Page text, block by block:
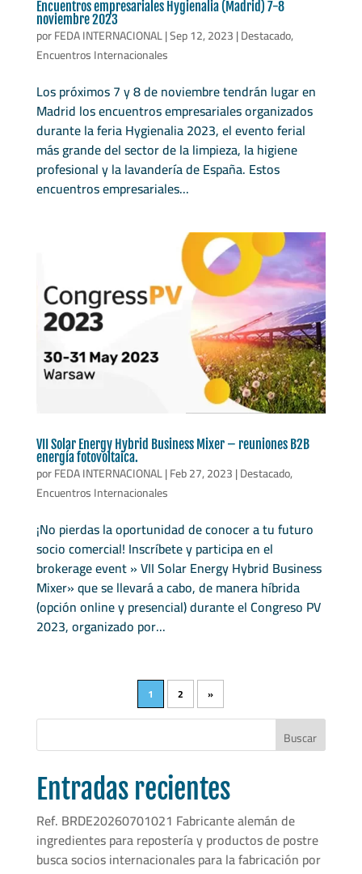
Encuentros empresariales Hygienalia (Madrid) 7-8
noviembre 2023
porFEDA INTERNACIONAL|Sep 12, 2023|Destacado,
Encuentros Internacionales
Los próximos 7 y 8 de noviembre tendrán lugar en
Madrid los encuentros empresariales organizados
durante la feria Hygienalia 2023, el evento ferial
más grande del sector de la limpieza, la higiene
profesional y la lavandería de España. Estos
encuentros empresariales...
VII Solar Energy Hybrid Business Mixer – reuniones B2B
energía fotovoltaica.
porFEDA INTERNACIONAL|Feb 27, 2023|Destacado,
Encuentros Internacionales
¡No pierdas la oportunidad de conocer a tu futuro
socio comercial! Inscríbete y participa en el
brokerage event » VII Solar Energy Hybrid Business
Mixer» que se llevará a cabo, de manera híbrida
(opción online y presencial) durante el Congreso PV
2023, organizado por...
1 2 »
Buscar
Entradas recientes
Ref. BRDE20260701021 Fabricante alemán de
ingredientes para repostería y productos de postre
busca socios internacionales para la fabricación por